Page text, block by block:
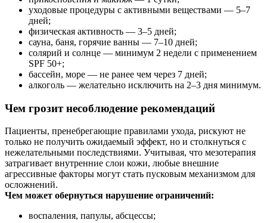
уходовые процедуры с активными веществами — 5–7
дней;
физическая активность — 3–5 дней;
сауна, баня, горячие ванны — 7–10 дней;
солярий и солнце — минимум 2 недели с применением
SPF 50+;
бассейн, море — не ранее чем через 7 дней;
алкоголь — желательно исключить на 2–3 дня минимум.
Чем грозит несоблюдение рекомендаций
Пациенты, пренебрегающие правилами ухода, рискуют не
только не получить ожидаемый эффект, но и столкнуться с
нежелательными последствиями. Учитывая, что мезотерапия
затрагивает внутренние слои кожи, любые внешние
агрессивные факторы могут стать пусковым механизмом для
осложнений.
Чем может обернуться нарушение ограничений:
воспаления, папулы, абсцессы;